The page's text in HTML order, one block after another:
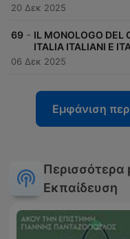
20 Δεκ 2025
69 - IL MONOLOGO DEL
ITALIA ITALIANI E
06 Δεκ 2025
Εμφάνιση
Περισσότερα
Εκπαίδευση